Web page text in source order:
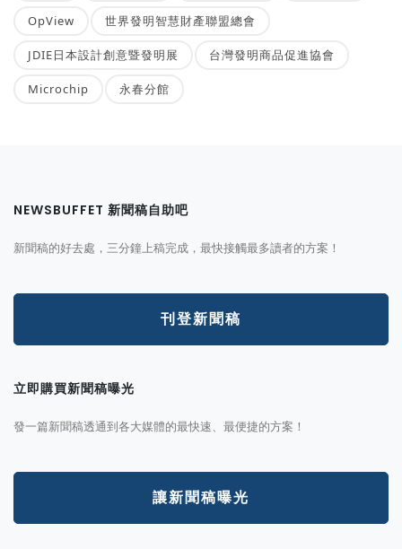
OpView 世界發明智慧財產聯盟總會
JDIE日本設計創意暨發明展 台灣發明商品促進協會
Microchip 永春分館
NEWSBUFFET 新聞稿自助吧
新聞稿的好去處，三分鐘上稿完成，最快接觸最多讀者的方案！
刊登新聞稿
立即購買新聞稿曝光
發一篇新聞稿透通到各大媒體的最快速、最便捷的方案！
讓新聞稿曝光